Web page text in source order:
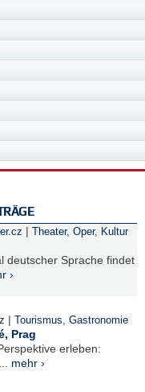
| Theater, Oper, Kultur
deutscher Sprache findet
›
| Tourismus, Gastronomie
Prag
erleben:
mehr ›